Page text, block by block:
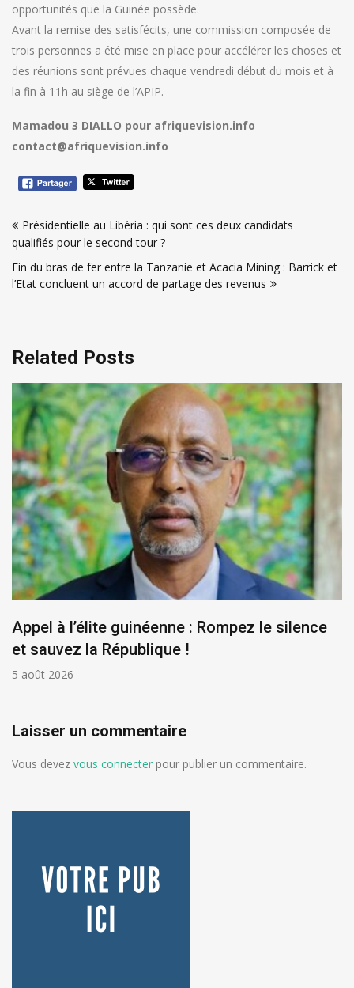
opportunités que la Guinée possède.
Avant la remise des satisfécits, une commission composée de
trois personnes a été mise en place pour accélérer les choses et
des réunions sont prévues chaque vendredi début du mois et à
la fin à 11h au siège de l’APIP.
Mamadou 3 DIALLO pour afriquevision.info
contact@afriquevision.info
de
l’article
Présidentielle au Libéria : qui sont ces deux candidats
qualifiés pour le second tour ?
Fin du bras de fer entre la Tanzanie et Acacia Mining : Barrick et
l’Etat concluent un accord de partage des revenus
Related Posts
Appel à l’élite guinéenne : Rompez le silence
et sauvez la République !
5 août 2026
Laisser un commentaire
Vous devez vous connecter pour publier un commentaire.